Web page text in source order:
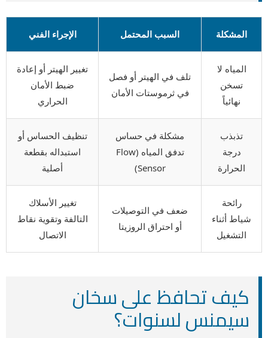
المشكلة السبب المحتمل الإجراء الفني
المياه لا
تسخن
نهائياً
تلف في الهيتر أو فصل
في ثرموستات الأمان
تغيير الهيتر أو إعادة
ضبط الأمان
الحراري
تذبذب
درجة
الحرارة
مشكلة في حساس
تدفق المياه (Flow
Sensor)
تنظيف الحساس أو
استبداله بقطعة
أصلية
رائحة
شياط أثناء
التشغيل
ضعف في التوصيلات
أو احتراق الروزيتا
تغيير الأسلاك
التالفة وتقوية نقاط
الاتصال
كيف تحافظ على سخان
سيمنس لسنوات؟